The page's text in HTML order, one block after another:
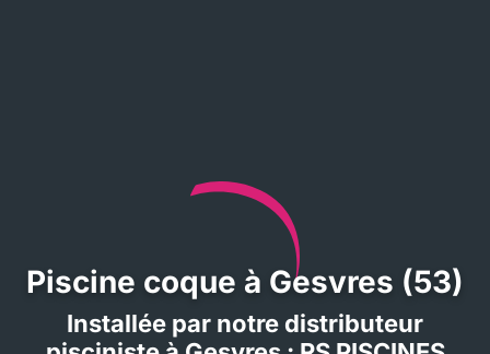
Piscine coque à Gesvres (53)
Installée par notre distributeur